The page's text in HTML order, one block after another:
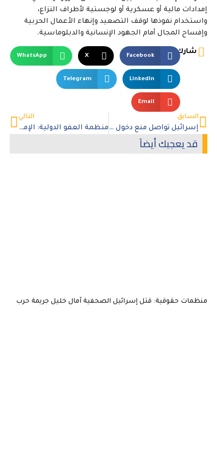
إمدادات مالية أو عسكرية أو لوجستية لأطراف النزاع،
واستخدام نفوذها لوقف التصعيد وإنهاء الأعمال الحربية
وإفساح المجال أمام الجهود الإنسانية والدبلوماسية.
شارك
Facebook
X
WhatsApp
LinkedIn
Telegram
Email
السابق
إسرائيل تواصل منع دخول الصحافيين الدوليين ضمن سياستها المنهجية لطمس أدلة الإبادة الجماعية في غزة
التالي
منظمة العفو الدولية: الإمارات حولت أسلحة بريطانية إلى قوات الدعم السريع المتهمة بالإبادة الجماعية في السودان
قد يعجبك أيضاً
منظمات حقوقية: قتل إسرائيل الصحفية آمال خليل جريمة حرب